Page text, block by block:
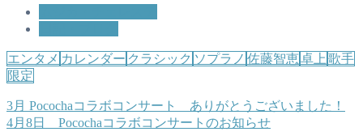
エンタメ カレンダー クラシック ソプラノ 佐藤智恵卓上 歌手
限定
3月 Pocochaコラボコンサート ありがとうございました！
4月8日 Pocochaコラボコンサートのお知らせ